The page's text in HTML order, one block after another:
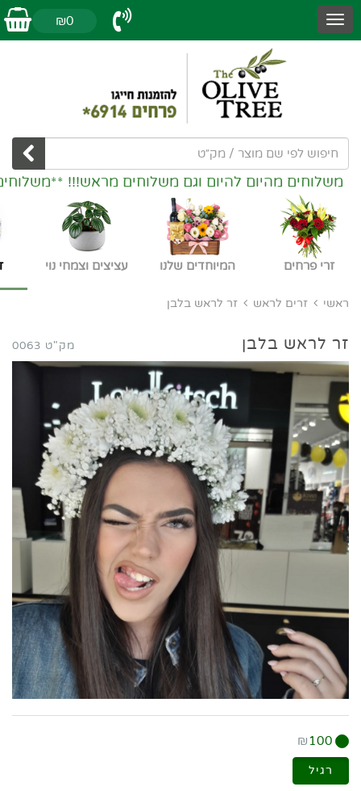
₪0
משלוחים מהיום להיום וגם משלוחים מראש!!!
זרי פרחים המיוחדים שלנו עציצים וצמחי נוי
ראשי זרים לראש זר לראש בלבן
זר לראש בלבן מק"ט 0063
₪ 100
רגיל